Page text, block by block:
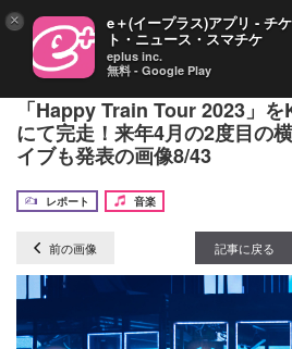
【ツアー最終日レポート】日
「Happy Train Tour 2023」
にて完走！来年4月の2度目の
イブも発表の画像8/43
レポート
音楽
前の画像 記事に戻る
× e＋(イープラス)アプリ - チ
ト・ニュース・スマチケ
eplus inc.
無料 - Google Play